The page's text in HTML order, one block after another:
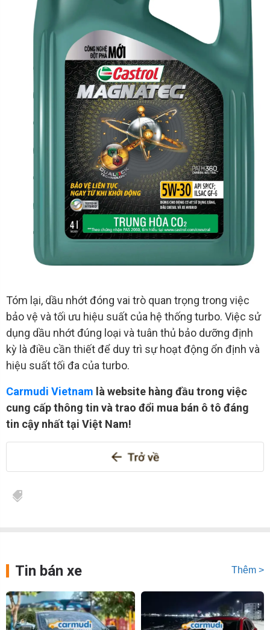
Tóm lại, dầu nhớt đóng vai trò quan trọng trong việc
bảo vệ và tối ưu hiệu suất của hệ thống turbo. Việc sử
dụng dầu nhớt đúng loại và tuân thủ bảo dưỡng định
kỳ là điều cần thiết để duy trì sự hoạt động ổn định và
hiệu suất tối đa của turbo.
Carmudi Vietnam là website hàng đầu trong việc
cung cấp thông tin và trao đổi mua bán ô tô đáng
tin cậy nhất tại Việt Nam!
Tin bán xe Thêm >